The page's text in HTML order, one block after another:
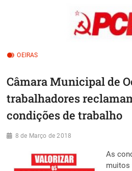
OEIRAS
Câmara Municipal de
trabalhadores
condições de trabalho
8 de Março de 2018
As
muitos